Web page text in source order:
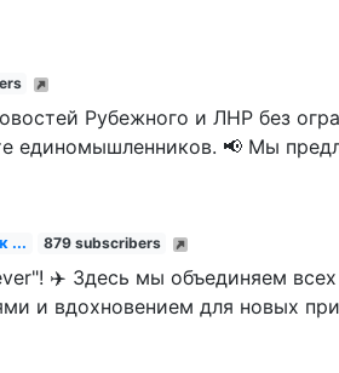
Рубежного и ЛНР без
единомышленников. 📢 Мы
... 879 subscribers
✈️ Здесь мы объединяем
и вдохновением для новых